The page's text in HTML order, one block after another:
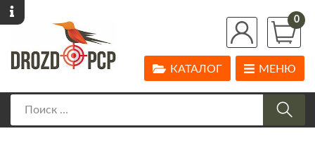
0
МЕНЮ
КАТАЛОГ